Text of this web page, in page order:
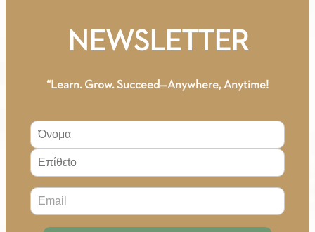
NEWSLETTER
“Learn. Grow. Succeed—Anywhere, Anytime!